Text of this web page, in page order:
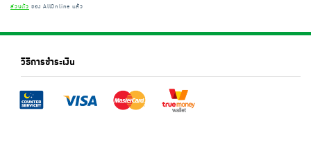
ส่วนตัว ของ AllOnline แล้ว
วิธีการชำระเงิน